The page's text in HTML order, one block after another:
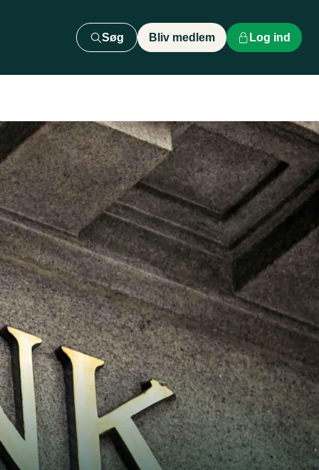
Søg Bliv medlem Log ind